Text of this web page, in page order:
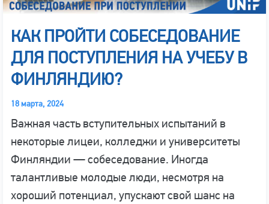
КАК ПРОЙТИ СОБЕСЕДОВАНИЕ
ДЛЯ ПОСТУПЛЕНИЯ НА УЧЕБУ В
ФИНЛЯНДИЮ?
18 марта, 2024
Важная часть вступительных испытаний в
некоторые лицеи, колледжи и университеты
Финляндии — собеседование. Иногда
талантливые молодые люди, несмотря на
хороший потенциал, упускают свой шанс на